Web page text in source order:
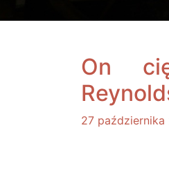
On
27 października